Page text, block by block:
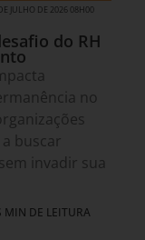
JULHO DE 2026 08H00
do RH
no
buscar
invadir sua
DE LEITURA